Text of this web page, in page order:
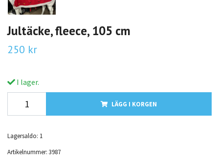
Jultäcke, fleece, 105 cm
250 kr
I lager.
LÄGG I KORGEN
Lagersaldo: 1
Artikelnummer: 3987